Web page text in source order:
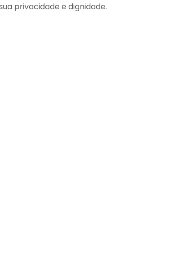
privacidade e dignidade.